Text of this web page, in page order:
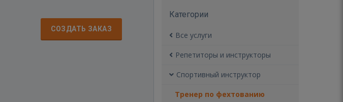
СОЗДАТЬ ЗАКАЗ
Категории
Все услуги
Репетиторы и инструкторы
Спортивный инструктор
Тренер по фехтованию